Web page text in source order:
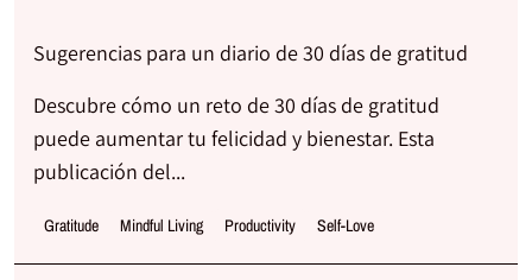
Sugerencias para un diario de 30 días de gratitud
Descubre cómo un reto de 30 días de gratitud
puede aumentar tu felicidad y bienestar. Esta
publicación del...
Gratitude Mindful Living Productivity Self-Love